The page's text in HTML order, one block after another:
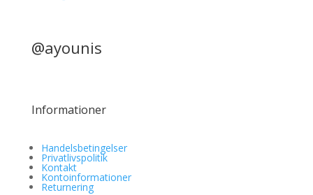
@ayounis
Informationer
Handelsbetingelser
Privatlivspolitik
Kontakt
Kontoinformationer
Returnering